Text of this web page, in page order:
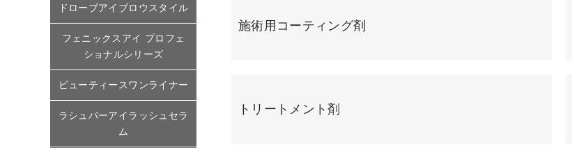
施術用コーティング剤
トリートメント剤
ドローブアイブロウスタイル
フェニックスアイ プロフェ
ショナルシリーズ
ビューティースワンライナー
ラシュパーアイラッシュセラ
ム